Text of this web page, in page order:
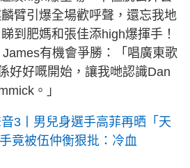
臂引爆全場歡呼聲，還忘我地
到肥媽和張佳添high爆揮手！
有機會爭勝：「唱廣東歌
好好嘅開始，讓我哋認識Dan
。」
3丨男兒身選手高菲再晒「天
竟被伍仲衡狠批：冷血